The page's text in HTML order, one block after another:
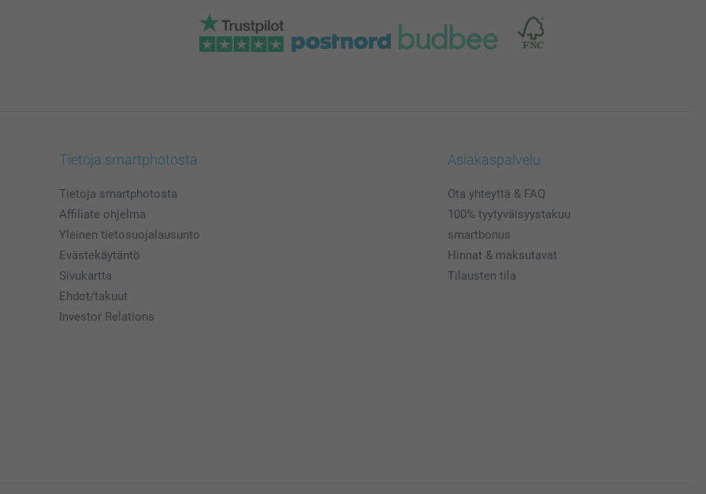
Tietoja smartphotosta
Tietoja smartphotosta
Affiliate ohjelma
Yleinen tietosuojalausunto
Evästekäytäntö
Sivukartta
Ehdot/takuut
Investor Relations
Asiakaspalvelu
Ota yhteyttä & FAQ
100% tyytyväisyystakuu
smartbonus
Hinnat & maksutavat
Tilausten tila